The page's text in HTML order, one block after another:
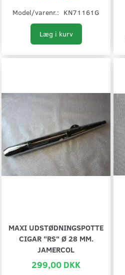
Model/varenr.: KN71161G
Læg i kurv
MAXI UDSTØDNINGSPOTTE
CIGAR "RS" Ø 28 MM.
JAMERCOL
299,00 DKK